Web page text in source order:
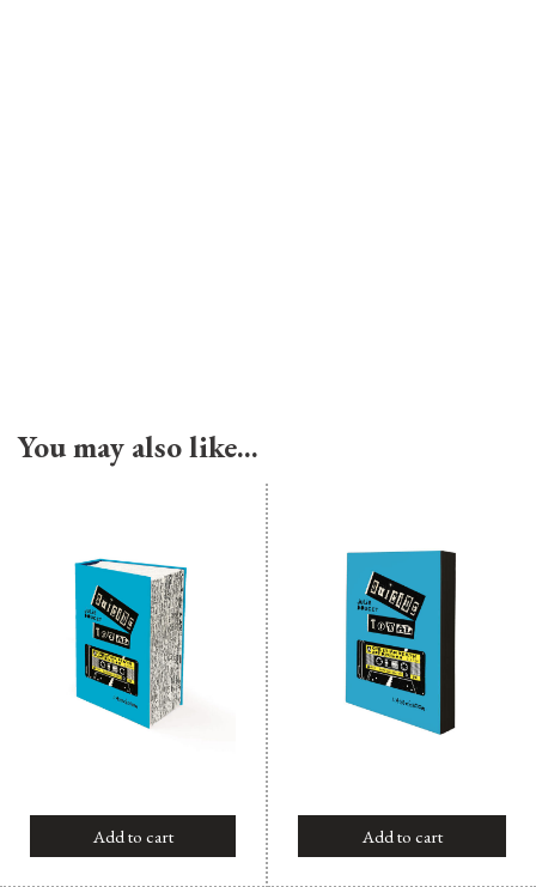
You may also like…
Add to cart Add to cart